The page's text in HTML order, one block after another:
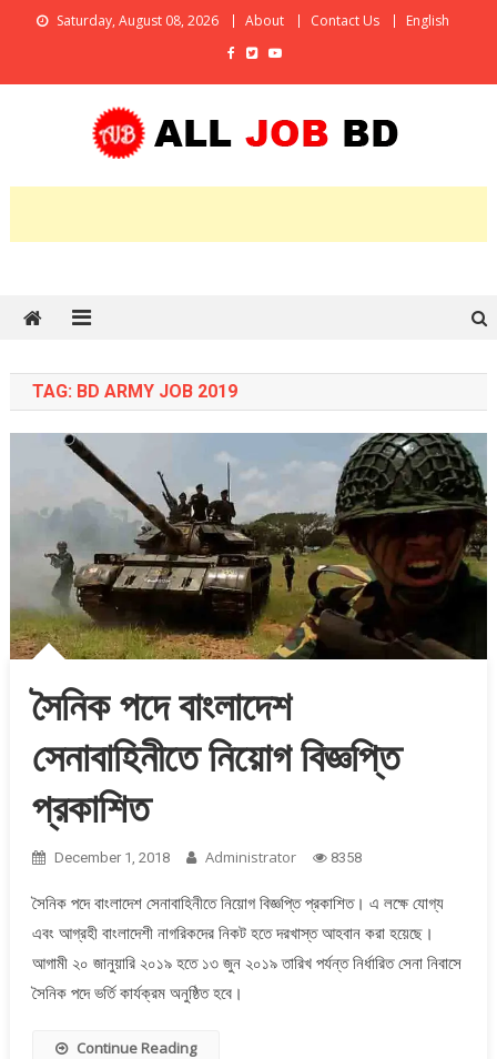
Saturday, August 08, 2026 About Contact Us English
All Job BD
TAG: BD ARMY JOB 2019
সৈনিক পদে বাংলাদেশ
সেনাবাহিনীতে নিয়োগ বিজ্ঞপ্তি
প্রকাশিত
December 1, 2018 Administrator 8358
সৈনিক পদে বাংলাদেশ সেনাবাহিনীতে নিয়োগ বিজ্ঞপ্তি প্রকাশিত। এ লক্ষে যোগ্য
এবং আগ্রহী বাংলাদেশী নাগরিকদের নিকট হতে দরখাস্ত আহবান করা হয়েছে।
আগামী ২০ জানুয়ারি ২০১৯ হতে ১৩ জুন ২০১৯ তারিখ পর্যন্ত নির্ধারিত সেনা নিবাসে
সৈনিক পদে ভর্তি কার্যক্রম অনুষ্ঠিত হবে।
Continue Reading